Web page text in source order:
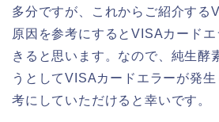
多分ですが、これからご紹介する
原因を参考にするとVISAカード
きると思います。なので、純生酵
うとしてVISAカードエラーが発
考にしていただけると幸いです。